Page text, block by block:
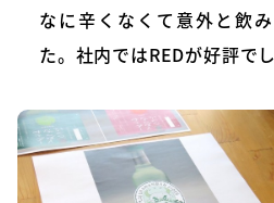
なに辛くなくて意外と飲
た。社内ではREDが好評でし